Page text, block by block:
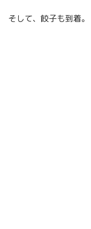
そして、餃子も到着。